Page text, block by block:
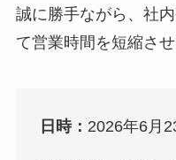
誠に勝手ながら、社
て営業時間を短縮さ
日時： 2026年6月